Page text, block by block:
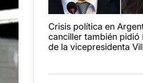
Crisis política en
canciller también pidió
de la vicepresidenta